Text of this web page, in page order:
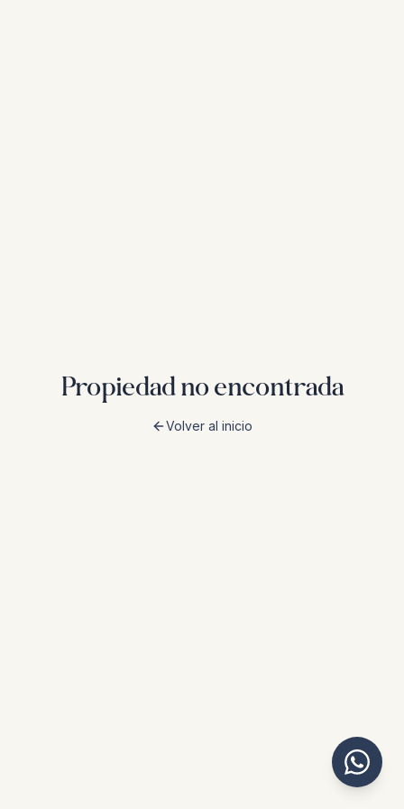
Propiedad no encontrada
Volver al inicio